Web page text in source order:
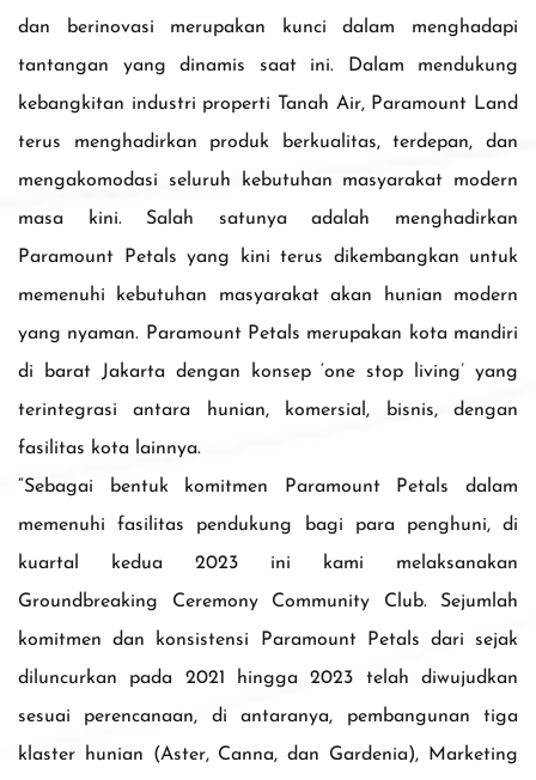
dan berinovasi merupakan kunci dalam menghadapi
tantangan yang dinamis saat ini. Dalam mendukung
kebangkitan industri properti Tanah Air, Paramount Land
terus menghadirkan produk berkualitas, terdepan, dan
mengakomodasi seluruh kebutuhan masyarakat modern
masa kini. Salah satunya adalah menghadirkan
Paramount Petals yang kini terus dikembangkan untuk
memenuhi kebutuhan masyarakat akan hunian modern
yang nyaman. Paramount Petals merupakan kota mandiri
di barat Jakarta dengan konsep ‘one stop living’ yang
terintegrasi antara hunian, komersial, bisnis, dengan
fasilitas kota lainnya.
“Sebagai bentuk komitmen Paramount Petals dalam
memenuhi fasilitas pendukung bagi para penghuni, di
kuartal kedua 2023 ini kami melaksanakan
Groundbreaking Ceremony Community Club. Sejumlah
komitmen dan konsistensi Paramount Petals dari sejak
diluncurkan pada 2021 hingga 2023 telah diwujudkan
sesuai perencanaan, di antaranya, pembangunan tiga
klaster hunian (Aster, Canna, dan Gardenia), Marketing